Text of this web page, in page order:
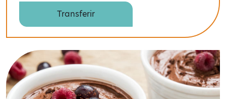
Transferir